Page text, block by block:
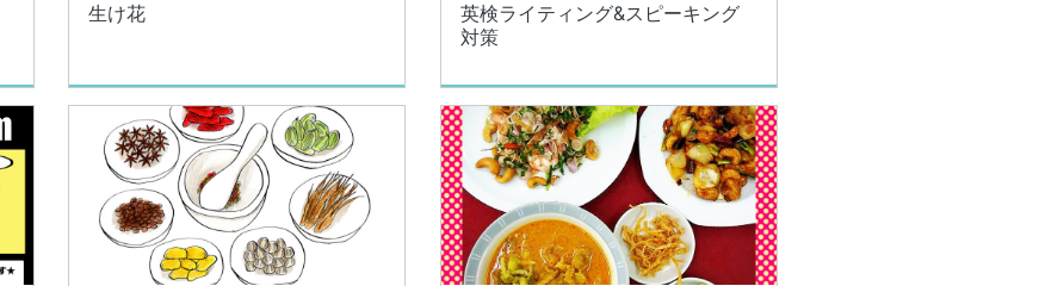
生け花
英検ライティング&スピーキング
対策